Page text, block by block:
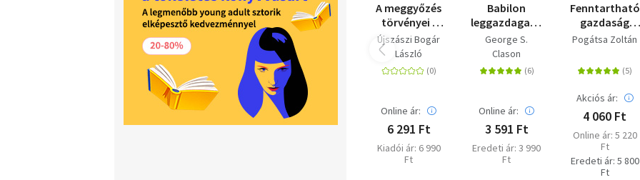
A meggyőzés
törvényei -
Tudományos
eszköztár
vezetőknek a
befolyásoláshoz
irányításhoz
Újszászi Bogár
László
Online ár:
6 291 Ft
Kiadói ár: 6 990
Ft
Babilon
leggazdagabb
embere
George S.
Clason
Online ár:
3 591 Ft
Eredeti ár: 3 990
Ft
Fenntartható
gazdaság
vagy
összeomlás
Pogátsa Zoltán
Akciós ár:
4 060 Ft
Online ár: 5 220
Ft
Eredeti ár: 5 800
Ft